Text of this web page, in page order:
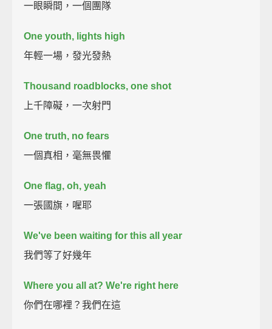
一眼瞬間，一個團隊
One youth, lights high
年輕一場，發光發熱
Thousand roadblocks, one shot
上千障礙，一次射門
One truth, no fears
一個真相，毫無畏懼
One flag, oh, yeah
一張國旗，喔耶
We've been waiting for this all year
我們等了好幾年
Where you all at? We're right here
你們在哪裡？我們在這